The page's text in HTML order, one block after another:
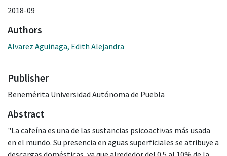
2018-09
Authors
Alvarez Aguiñaga, Edith Alejandra
Publisher
Benemérita Universidad Autónoma de Puebla
Abstract
"La cafeína es una de las sustancias psicoactivas más usada
en el mundo. Su presencia en aguas superficiales se atribuye a